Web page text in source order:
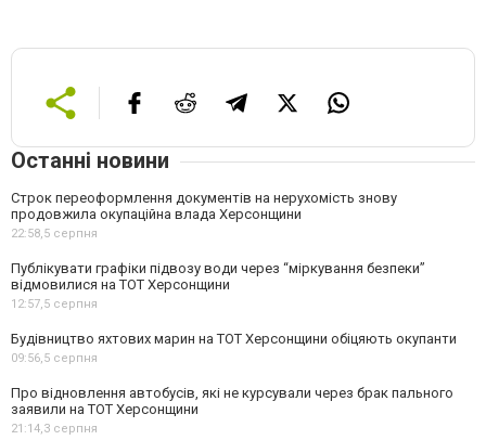
Останні новини
Строк переоформлення документів на нерухомість знову
продовжила окупаційна влада Херсонщини
22:58,5 серпня
Публікувати графіки підвозу води через “міркування безпеки”
відмовилися на ТОТ Херсонщини
12:57,5 серпня
Будівництво яхтових марин на ТОТ Херсонщини обіцяють окупанти
09:56,5 серпня
Про відновлення автобусів, які не курсували через брак пального
заявили на ТОТ Херсонщини
21:14,3 серпня